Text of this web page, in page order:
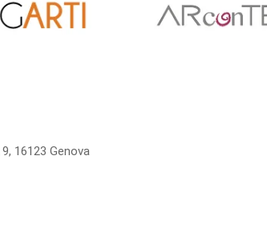
16123 Genova